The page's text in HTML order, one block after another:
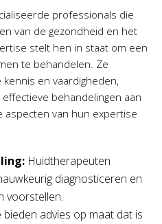
professionals die
van de gezondheid en het
stelt hen in staat om een
te behandelen. Ze
en vaardigheden,
behandelingen aan
aspecten van hun expertise
Huidtherapeuten
diagnosticeren en
voorstellen.
bieden advies op maat dat is